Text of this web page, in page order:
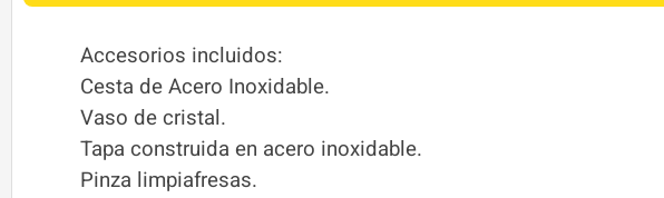
Accesorios incluidos:
Cesta de Acero Inoxidable.
Vaso de cristal.
Tapa construida en acero inoxidable.
Pinza limpiafresas.